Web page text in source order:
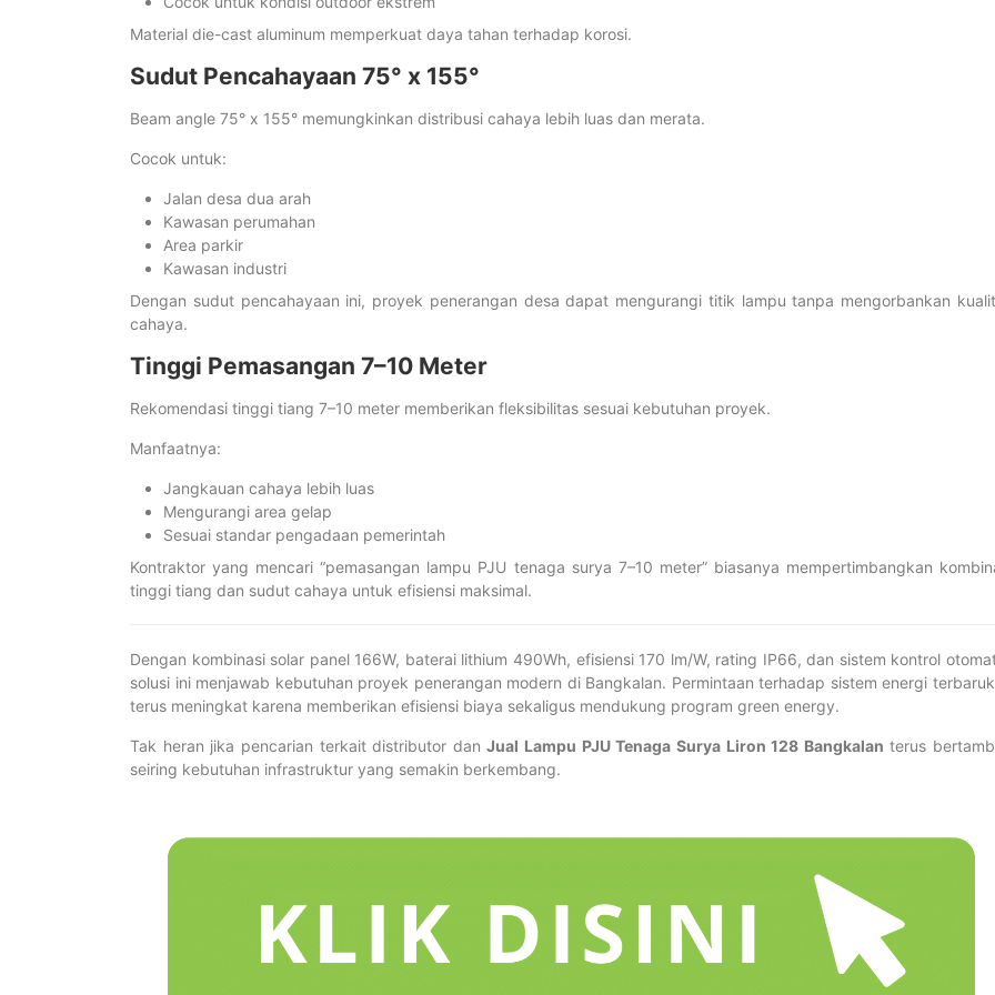
Material die-cast aluminum memperkuat daya tahan terhadap korosi.
Sudut Pencahayaan 75° x 155°
Beam angle 75° x 155° memungkinkan distribusi cahaya lebih luas dan merata.
Cocok untuk:
Jalan desa dua arah
Kawasan perumahan
Area parkir
Kawasan industri
Dengan sudut pencahayaan ini, proyek penerangan desa dapat mengurangi titik lampu tanpa mengorbankan
cahaya.
Tinggi Pemasangan 7–10 Meter
Rekomendasi tinggi tiang 7–10 meter memberikan fleksibilitas sesuai kebutuhan proyek.
Manfaatnya:
Jangkauan cahaya lebih luas
Mengurangi area gelap
Sesuai standar pengadaan pemerintah
Kontraktor yang mencari “pemasangan lampu PJU tenaga surya 7–10 meter” biasanya mempertimbangkan
tinggi tiang dan sudut cahaya untuk efisiensi maksimal.
Dengan kombinasi solar panel 166W, baterai lithium 490Wh, efisiensi 170 lm/W, rating IP66, dan sistem kontrol
solusi ini menjawab kebutuhan proyek penerangan modern di Bangkalan. Permintaan terhadap sistem energi
terus meningkat karena memberikan efisiensi biaya sekaligus mendukung program green energy.
Tak heran jika pencarian terkait distributor danJual Lampu PJU Tenaga Surya Liron 128 Bangkalan terus
seiring kebutuhan infrastruktur yang semakin berkembang.